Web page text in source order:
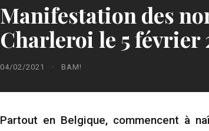
Manifestation des
Charleroi le 5 février
04/02/2021 · BAM!
Partout en Belgique, commencent à